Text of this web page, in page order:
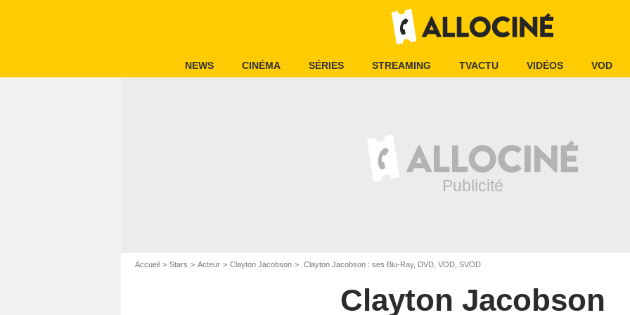
NEWS CINÉMA SÉRIES STREAMING TVACTU VIDÉOS VOD
Accueil Stars Acteur Clayton Jacobson Clayton Jacobson : ses Blu-Ray, DVD, VOD, SVOD
Clayton Jacobson